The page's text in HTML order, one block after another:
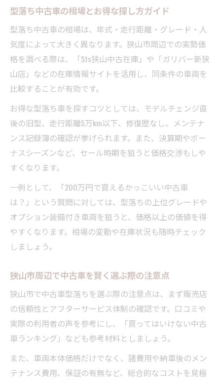
説
中古車型落ちで狙い目のタイミングを知ろ
中古車型落ちの保証やサービスに注目する
理由
型落ち中古車で充実カーライフを実現
中古車型落ちを活用した賢いカーライフ設
計法
中古車型落ちで理想の車を手に入れる方法
型落ち中古車を長く大切に乗るための秘訣
中古車型落ちでコストも安全性も両立する
コツ
中古車型落ち購入後のアフターケア重要ポ
イント
型落ち中古車の相場とお得な探し方ガイド
型落ち中古車の相場は、年式・走行距離・グレード・人
気度によって大きく異なります。狭山市周辺での実勢価
格を調べる際は、「Sts狭山中古在庫」や「ガリバー新狭
山店」などの在庫情報サイトを活用し、同条件の車両を
比較することが有効です。
お得な型落ち車を探すコツとしては、モデルチェンジ直
後の旧型、走行距離5万km以下、修復歴なし、メンテナ
ンス記録簿の確認が挙げられます。また、決算期やボー
ナスシーズンなど、セール時期を狙うと価格交渉もしや
すくなります。
一例として、「200万円で買えるかっこいい中古車
は？」という質問に対しては、型落ちの上位グレードや
オプション装備付き車両を狙うと、価格以上の価値を得
やすくなります。相場の変動や在庫状況も随時チェック
しましょう。
狭山市周辺で中古車を賢く選ぶ際の注意点
狭山市で中古車型落ちを選ぶ際の注意点は、まず販売店
の信頼性とアフターサービス体制の確認です。口コミや
実際の利用者の声を参考にし、「買ってはいけない中古
車ランキング」なども参考材料としましょう。
また、車両本体価格だけでなく、諸費用や納車後のメン
テナンス費用、保証の有無など、総合的なコストを見極